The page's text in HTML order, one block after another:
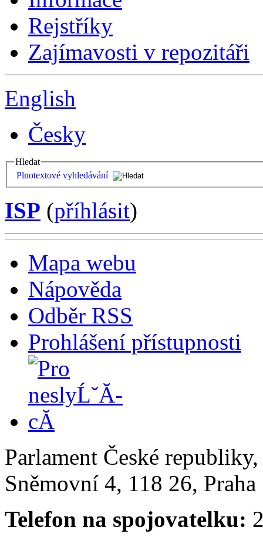
Rejstříky
Zajímavosti v repozitáři
English
Česky
Hledat
Plnotextové vyhledávání
ISP (příhlásit)
Mapa webu
Nápověda
Odběr RSS
Prohlášení přístupnosti
Parlament České
Sněmovní 4, 118 26,
Telefon na spojovatelku: